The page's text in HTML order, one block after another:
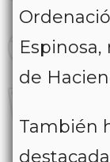
de
También